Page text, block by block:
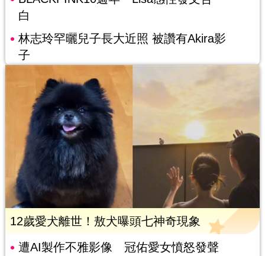
白
林志玲罕曬兒子長大近照 被讚有Akira影
子
12歲愛犬離世！敖犬曝頭七神奇現象
遭AI製作不雅影像 冠佑愛女憤怒發聲